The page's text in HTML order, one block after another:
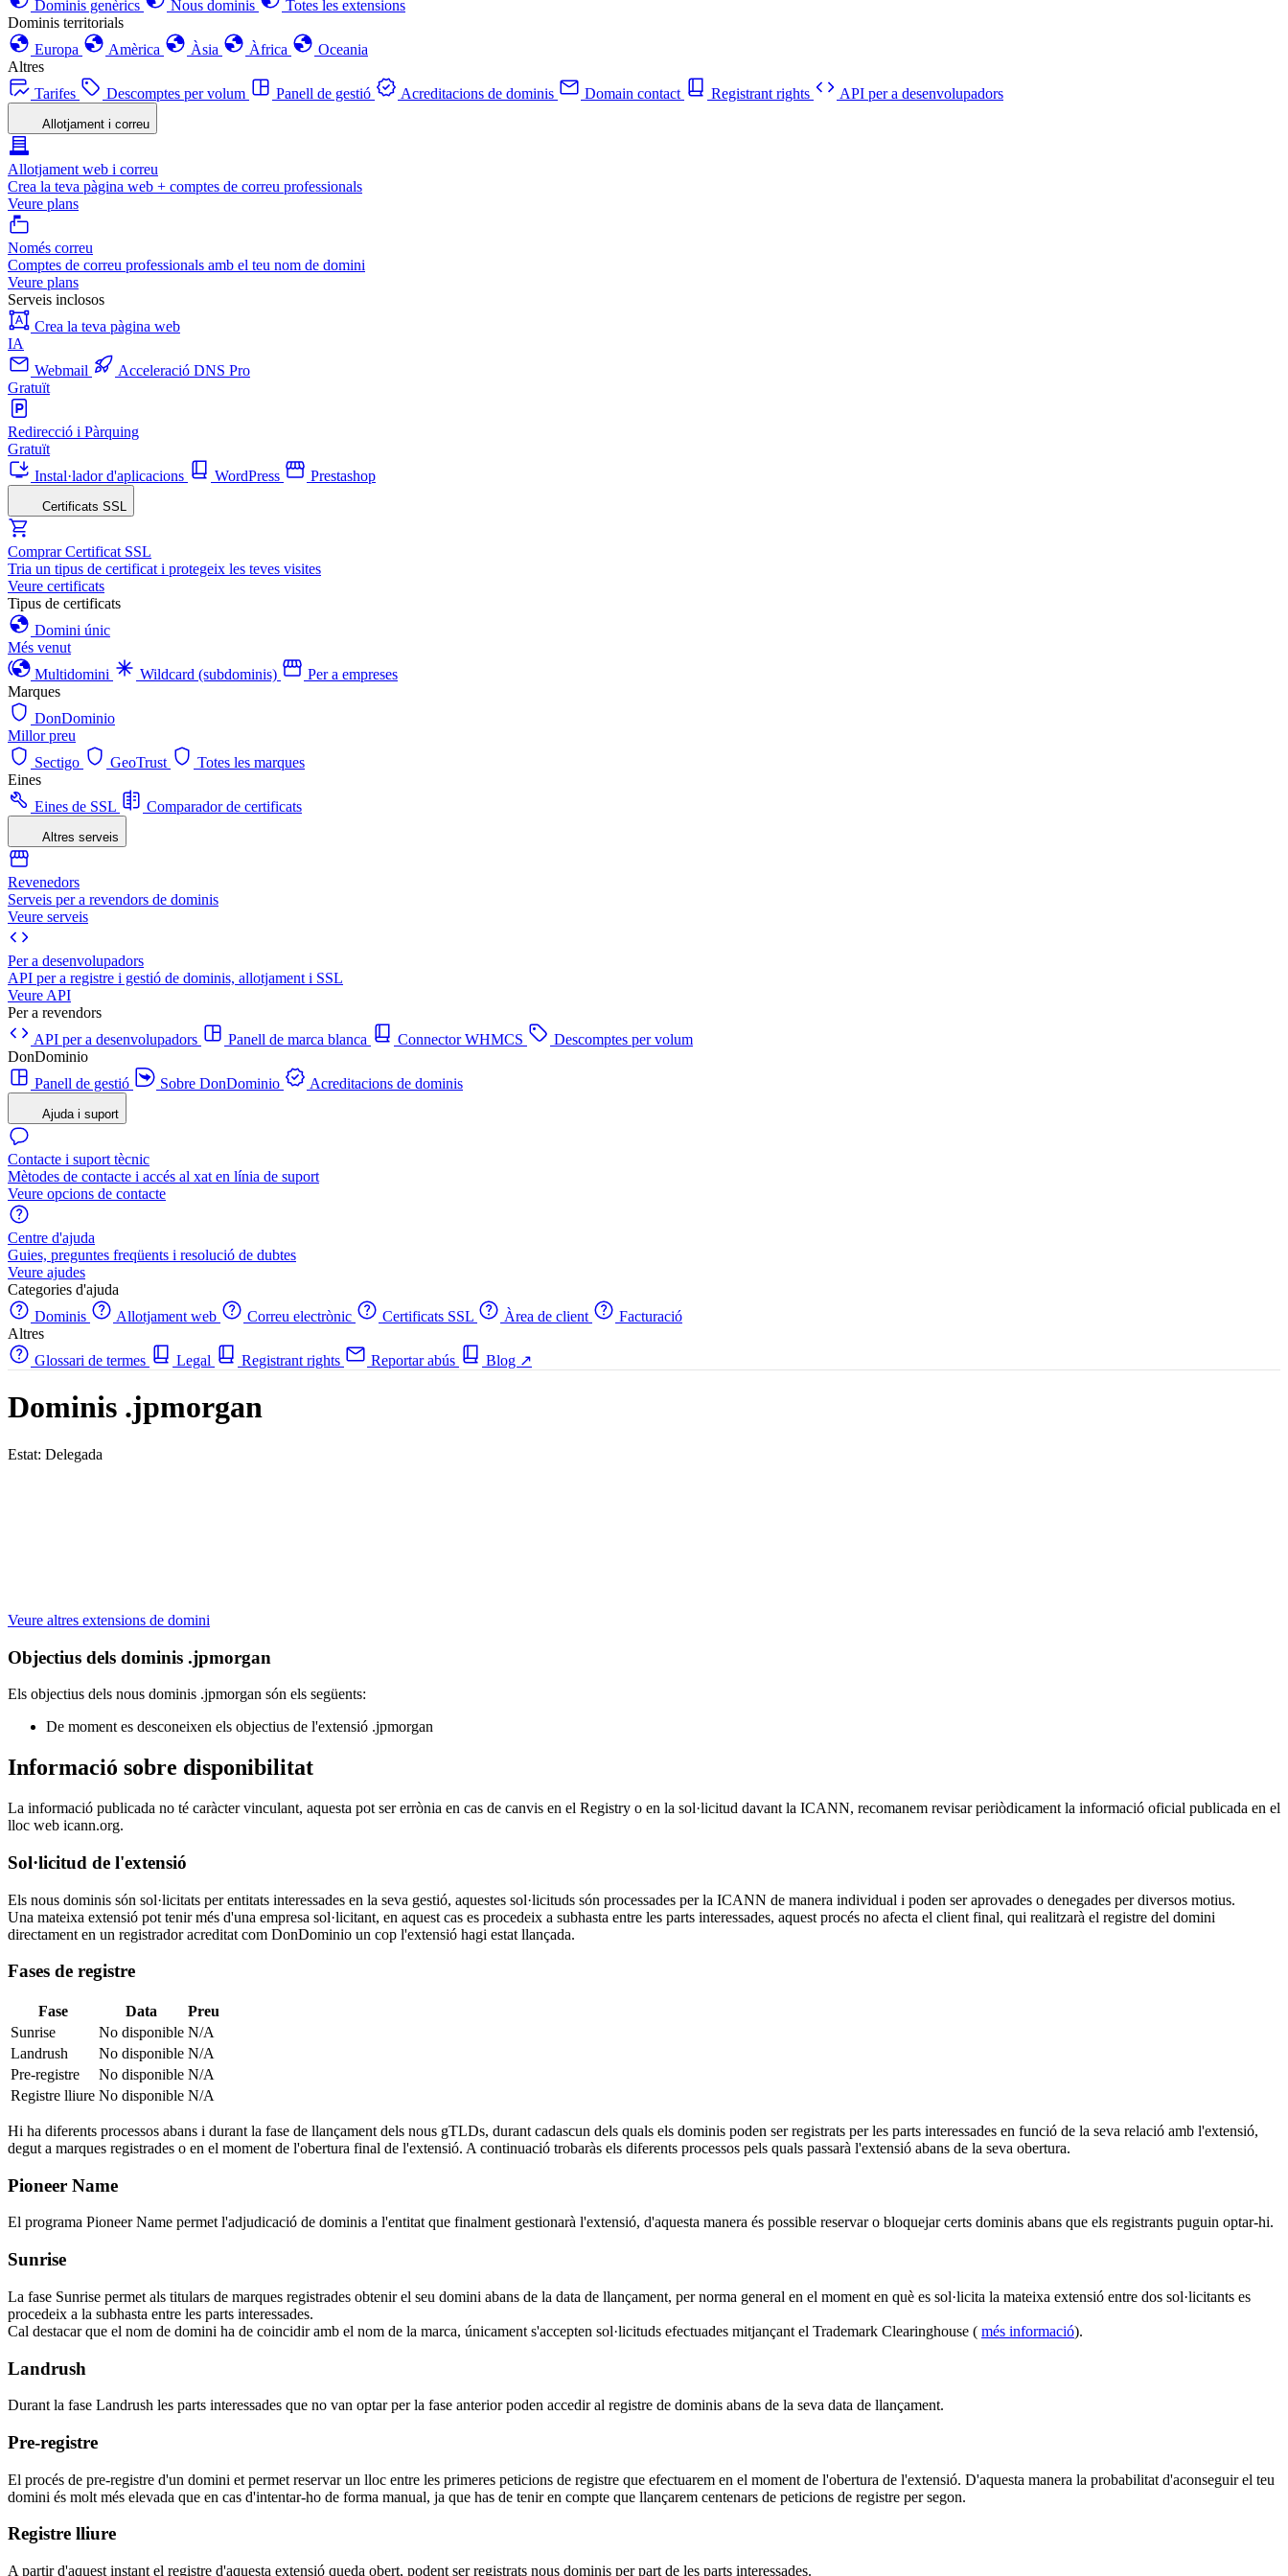
Dominis genèrics Nous dominis
Totes les extensions
Dominis territorials
Europa
Amèrica Àsia Àfrica
Oceania
Altres
Tarifes
Descomptes per volum Panell de gestió Acreditacions de dominis Domain contact Registrant rights API per a desenvolupadors
Allotjament i correu
Allotjament web i correu
Crea la teva pàgina web + comptes de correu professionals
Veure plans
Només correu
Comptes de correu professionals amb el teu nom de domini
Veure plans
Serveis inclosos
Crea la teva pàgina web
IA
Webmail
Acceleració DNS Pro
Gratuït
Redirecció i Pàrquing
Gratuït
Instal·lador d'aplicacions
WordPress Prestashop
Certificats SSL
Comprar Certificat SSL
Tria un tipus de certificat i protegeix les teves visites
Veure certificats
Tipus de certificats
Domini únic
Més venut
Multidomini
Wildcard (subdominis)
Per a empreses
Marques
DonDominio
Millor preu
Sectigo
GeoTrust
Totes les marques
Eines
Eines de SSL
Comparador de certificats
Altres serveis
Revenedors
Serveis per a revendors de dominis
Veure serveis
Per a desenvolupadors
API per a registre i gestió de dominis, allotjament i SSL
Veure API
Per a revendors
API per a desenvolupadors
Panell de marca blanca Connector WHMCS
Descomptes per volum
DonDominio
Panell de gestió
Sobre DonDominio Acreditacions de dominis
Ajuda i suport
Contacte i suport tècnic
Mètodes de contacte i accés al xat en línia de suport
Veure opcions de contacte
Centre d'ajuda
Guies, preguntes freqüents i resolució de dubtes
Veure ajudes
Categories d'ajuda
Dominis
Allotjament web Correu electrònic Certificats SSL Àrea de client
Facturació
Altres
Glossari de termes
Legal Registrant rights Reportar abús Blog ↗
Dominis .jpmorgan
Estat: Delegada
Veure altres extensions de domini
Objectius dels dominis .jpmorgan
Els objectius dels nous dominis .jpmorgan són els següents:
De moment es desconeixen els objectius de l'extensió .jpmorgan
Informació sobre disponibilitat
La informació publicada no té caràcter vinculant, aquesta pot ser errònia en cas de canvis en el Registry o en la sol·licitud davant la ICANN, recomanem revisar periòdicament la informació oficial publicada en el
lloc web icann.org.
Sol·licitud de l'extensió
Els nous dominis són sol·licitats per entitats interessades en la seva gestió, aquestes sol·licituds són processades per la ICANN de manera individual i poden ser aprovades o denegades per diversos motius.
Una mateixa extensió pot tenir més d'una empresa sol·licitant, en aquest cas es procedeix a subhasta entre les parts interessades, aquest procés no afecta el client final, qui realitzarà el registre del domini
directament en un registrador acreditat com DonDominio un cop l'extensió hagi estat llançada.
Fases de registre
Fase Data
Preu
Sunrise
No disponible N/A
Landrush
No disponible N/A
Pre-registre
No disponible N/A
Registre lliure No disponible N/A
Hi ha diferents processos abans i durant la fase de llançament dels nous gTLDs, durant cadascun dels quals els dominis poden ser registrats per les parts interessades en funció de la seva relació amb l'extensió,
degut a marques registrades o en el moment de l'obertura final de l'extensió. A continuació trobaràs els diferents processos pels quals passarà l'extensió abans de la seva obertura.
Pioneer Name
El programa Pioneer Name permet l'adjudicació de dominis a l'entitat que finalment gestionarà l'extensió, d'aquesta manera és possible reservar o bloquejar certs dominis abans que els registrants puguin optar-hi.
Sunrise
La fase Sunrise permet als titulars de marques registrades obtenir el seu domini abans de la data de llançament, per norma general en el moment en què es sol·licita la mateixa extensió entre dos sol·licitants es
procedeix a la subhasta entre les parts interessades.
Cal destacar que el nom de domini ha de coincidir amb el nom de la marca, únicament s'accepten sol·licituds efectuades mitjançant el Trademark Clearinghouse ( més informació).
Landrush
Durant la fase Landrush les parts interessades que no van optar per la fase anterior poden accedir al registre de dominis abans de la seva data de llançament.
Pre-registre
El procés de pre-registre d'un domini et permet reservar un lloc entre les primeres peticions de registre que efectuarem en el moment de l'obertura de l'extensió. D'aquesta manera la probabilitat d'aconseguir el teu
domini és molt més elevada que en cas d'intentar-ho de forma manual, ja que has de tenir en compte que llançarem centenars de peticions de registre per segon.
Registre lliure
A partir d'aquest instant el registre d'aquesta extensió queda obert, podent ser registrats nous dominis per part de les parts interessades.